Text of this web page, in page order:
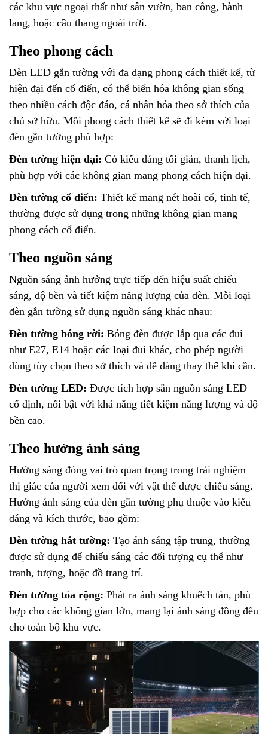
các khu vực ngoại thất như sân vườn, ban công, hành
lang, hoặc cầu thang ngoài trời.
Theo phong cách
Đèn LED gắn tường với đa dạng phong cách thiết kế, từ
hiện đại đến cổ điển, có thể biến hóa không gian sống
theo nhiều cách độc đáo, cá nhân hóa theo sở thích của
chủ sở hữu. Mỗi phong cách thiết kế sẽ đi kèm với loại
đèn gắn tường phù hợp:
Đèn tường hiện đại: Có kiểu dáng tối giản, thanh lịch,
phù hợp với các không gian mang phong cách hiện đại.
Đèn tường cổ điển: Thiết kế mang nét hoài cổ, tinh tế,
thường được sử dụng trong những không gian mang
phong cách cổ điển.
Theo nguồn sáng
Nguồn sáng ảnh hưởng trực tiếp đến hiệu suất chiếu
sáng, độ bền và tiết kiệm năng lượng của đèn. Mỗi loại
đèn gắn tường sử dụng nguồn sáng khác nhau:
Đèn tường bóng rời: Bóng đèn được lắp qua các đui
như E27, E14 hoặc các loại đui khác, cho phép người
dùng tùy chọn theo sở thích và dễ dàng thay thế khi cần.
Đèn tường LED: Được tích hợp sẵn nguồn sáng LED
cố định, nổi bật với khả năng tiết kiệm năng lượng và độ
bền cao.
Theo hướng ánh sáng
Hướng sáng đóng vai trò quan trọng trong trải nghiệm
thị giác của người xem đối với vật thể được chiếu sáng.
Hướng ánh sáng của đèn gắn tường phụ thuộc vào kiểu
dáng và kích thước, bao gồm:
Đèn tường hắt tường: Tạo ánh sáng tập trung, thường
được sử dụng để chiếu sáng các đối tượng cụ thể như
tranh, tượng, hoặc đồ trang trí.
Đèn tường tỏa rộng: Phát ra ánh sáng khuếch tán, phù
hợp cho các không gian lớn, mang lại ánh sáng đồng đều
cho toàn bộ khu vực.